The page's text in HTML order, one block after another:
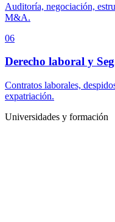
Auditoría, negociación,
M&A.
06
Derecho laboral y
Contratos laborales,
expatriación.
Universidades y formación